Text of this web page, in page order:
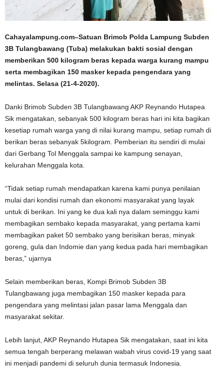
Cahayalampung.com–Satuan Brimob Polda Lampung Subden
3B Tulangbawang (Tuba) melakukan bakti sosial dengan
memberikan 500 kilogram beras kepada warga kurang mampu
serta membagikan 150 masker kepada pengendara yang
melintas. Selasa (21-4-2020).
Danki Brimob Subden 3B Tulangbawang AKP Reynando Hutapea
Sik mengatakan, sebanyak 500 kilogram beras hari ini kita bagikan
kesetiap rumah warga yang di nilai kurang mampu, setiap rumah di
berikan beras sebanyak 5kilogram. Pemberian itu sendiri di mulai
dari Gerbang Tol Menggala sampai ke kampung senayan,
kelurahan Menggala kota.
“Tidak setiap rumah mendapatkan karena kami punya penilaian
mulai dari kondisi rumah dan ekonomi masyarakat yang layak
untuk di berikan. Ini yang ke dua kali nya dalam seminggu kami
membagikan sembako kepada masyarakat, yang pertama kami
membagikan paket 50 sembako yang berisikan beras, minyak
goreng, gula dan Indomie dan yang kedua pada hari membagikan
beras,” ujarnya
Selain memberikan beras, Kompi Brimob Subden 3B
Tulangbawang juga membagikan 150 masker kepada para
pengendara yang melintasi jalan pasar lama Menggala dan
masyarakat sekitar.
Lebih lanjut, AKP Reynando Hutapea Sik mengatakan, saat ini kita
semua tengah berperang melawan wabah virus covid-19 yang saat
ini menjadi pandemi di seluruh dunia termasuk Indonesia.